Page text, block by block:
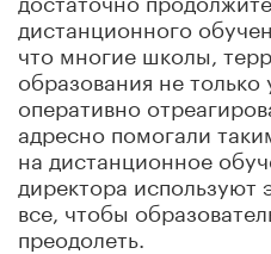
дистанционного
что многие школы,
образования не только
оперативно
адресно помогали
на дистанционное
директора используют
все, чтобы
преодолеть.